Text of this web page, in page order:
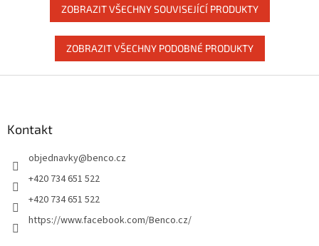
ZOBRAZIT VŠECHNY SOUVISEJÍCÍ PRODUKTY
ZOBRAZIT VŠECHNY PODOBNÉ PRODUKTY
Kontakt
objednavky@benco.cz
+420 734 651 522
+420 734 651 522
https://www.facebook.com/Benco.cz/